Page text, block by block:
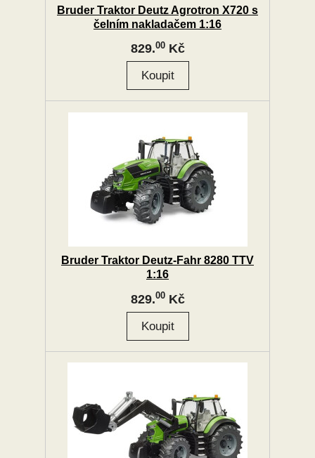
Bruder Traktor Deutz Agrotron X720 s
čelním nakladačem 1:16
829.00Kč
Bruder Traktor Deutz-Fahr 8280 TTV
1:16
829.00Kč